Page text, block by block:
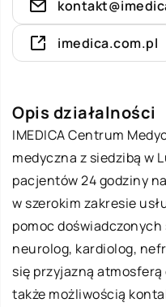
imedica.com.pl
Opis działalności
IMEDICA Centrum
medyczna z siedzibą w
pacjentów 24 godziny
w szerokim zakresie
pomoc
neurolog, kardiolog,
się przyjazną
także możliwością